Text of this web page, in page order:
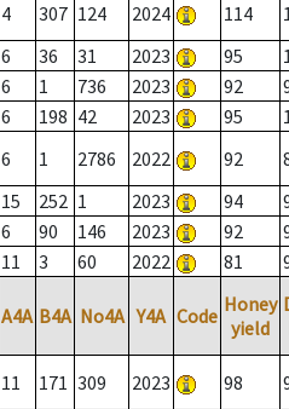
4 307 124 2024 114
6 36 31 2023 95
6 1 736 2023 92
6 198 42 2023 95
6 1 2786 2022 92
15 252 1 2023 94
6 90 146 2023 92
11 3 60 2022 81
A4A B4A No4A Y4A Code Honey
yield
11 171 309 2023 98